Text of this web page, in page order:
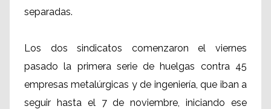
separadas.
Los dos sindicatos comenzaron el viernes
pasado la primera serie de huelgas contra 45
empresas metalúrgicas y de ingeniería, que iban a
seguir hasta el 7 de noviembre, iniciando ese